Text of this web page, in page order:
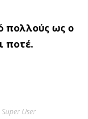
πολλούς ως ο
ποτέ.
Super User